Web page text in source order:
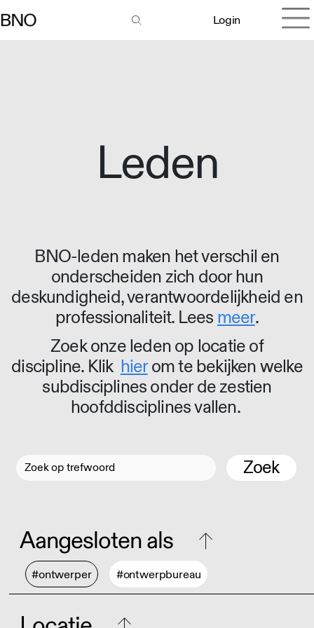
Login
Leden
BNO-leden maken het verschil en
onderscheiden zich door hun
deskundigheid, verantwoordelijkheid en
professionaliteit. Lees meer.
Zoek onze leden op locatie of
discipline. Klik hierom te bekijken welke
subdisciplines onder de zestien
hoofddisciplines vallen.
Zoek
Aangesloten als
#ontwerper #ontwerpbureau